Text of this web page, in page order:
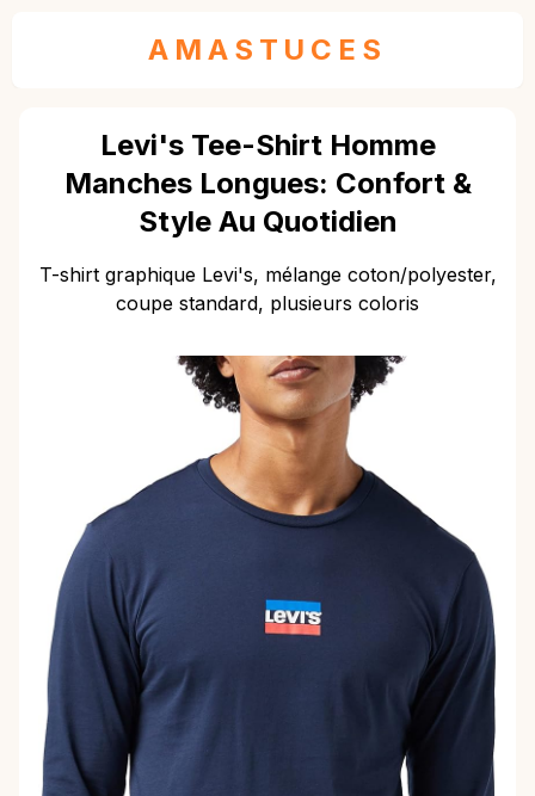
AMASTUCES
Levi's Tee-Shirt Homme
Manches Longues: Confort &
Style Au Quotidien
T-shirt graphique Levi's, mélange coton/polyester,
coupe standard, plusieurs coloris